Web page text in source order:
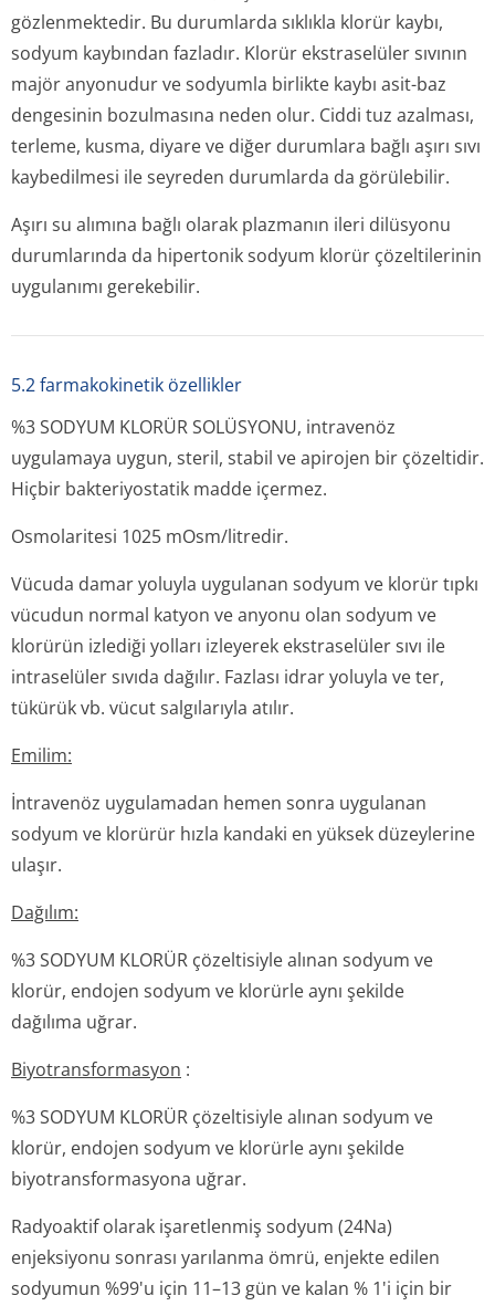
gözlenmektedir. Bu durumlarda sıklıkla klorür kaybı,
sodyum kaybından fazladır. Klorür ekstraselüler sıvının
majör anyonudur ve sodyumla birlikte kaybı asit-baz
dengesinin bozulmasına neden olur. Ciddi tuz azalması,
terleme, kusma, diyare ve diğer durumlara bağlı aşırı sıvı
kaybedilmesi ile seyreden durumlarda da görülebilir.
Aşırı su alımına bağlı olarak plazmanın ileri dilüsyonu
durumlarında da hipertonik sodyum klorür çözeltilerinin
uygulanımı gerekebilir.
5.2 farmakokinetik özellikler
%3 SODYUM KLORÜR SOLÜSYONU, intravenöz
uygulamaya uygun, steril, stabil ve apirojen bir çözeltidir.
Hiçbir bakteriyostatik madde içermez.
Osmolaritesi 1025 mOsm/litredir.
Vücuda damar yoluyla uygulanan sodyum ve klorür tıpkı
vücudun normal katyon ve anyonu olan sodyum ve
klorürün izlediği yolları izleyerek ekstraselüler sıvı ile
intraselüler sıvıda dağılır. Fazlası idrar yoluyla ve ter,
tükürük vb. vücut salgılarıyla atılır.
Emilim:
İntravenöz uygulamadan hemen sonra uygulanan
sodyum ve klorürür hızla kandaki en yüksek düzeylerine
ulaşır.
Dağılım:
%3 SODYUM KLORÜR çözeltisiyle alınan sodyum ve
klorür, endojen sodyum ve klorürle aynı şekilde
dağılıma uğrar.
Biyotransforma­syon :
%3 SODYUM KLORÜR çözeltisiyle alınan sodyum ve
klorür, endojen sodyum ve klorürle aynı şekilde
biyotransforma­syona uğrar.
Radyoaktif olarak işaretlenmiş sodyum (24Na)
enjeksiyonu sonrası yarılanma ömrü, enjekte edilen
sodyumun %99'u için 11–13 gün ve kalan % 1'i için bir